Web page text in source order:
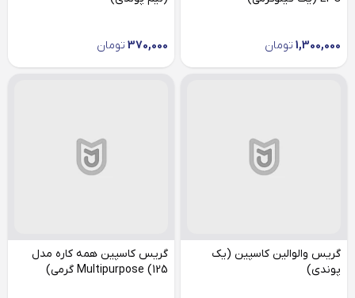
1,300,000 تومان 370,000 تومان
گریس والوالین کاسپین (یک
پوندی)
گریس کاسپین همه کاره مدل
Multipurpose (125 گرمی)